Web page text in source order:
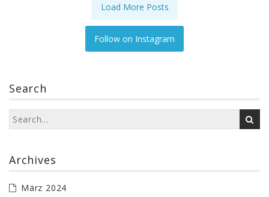
Load More Posts
Follow on Instagram
Search
Archives
März 2024